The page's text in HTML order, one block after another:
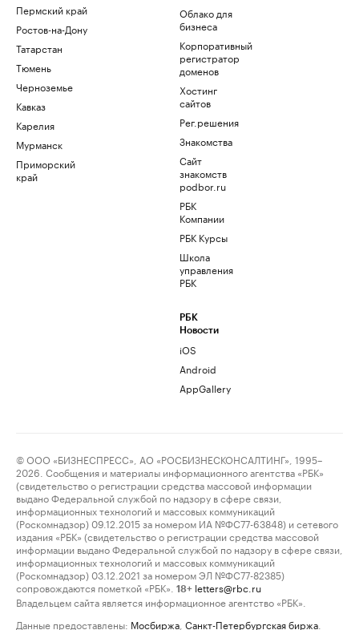
Пермский край
Ростов-на-Дону
Татарстан
Тюмень
Черноземье
Кавказ
Карелия
Мурманск
Приморский
край
Облако для
бизнеса
Корпоративный
регистратор
доменов
Хостинг
сайтов
Рег.решения
Знакомства
Сайт
знакомств
podbor.ru
РБК
Компании
РБК Курсы
Школа
управления
РБК
РБК
Новости
iOS
Android
AppGallery
© ООО «БИЗНЕСПРЕСС», АО «РОСБИЗНЕСКОНСАЛТИНГ», 1995–
2026. Сообщения и материалы информационного агентства «РБК»
(свидетельство о регистрации средства массовой информации
выдано Федеральной службой по надзору в сфере связи,
информационных технологий и массовых коммуникаций
(Роскомнадзор) 09.12.2015 за номером ИА №ФС77-63848) и сетевого
издания «РБК» (свидетельство о регистрации средства массовой
информации выдано Федеральной службой по надзору в сфере связи,
информационных технологий и массовых коммуникаций
(Роскомнадзор) 03.12.2021 за номером ЭЛ №ФС77-82385)
сопровождаются пометкой «РБК».
18+ letters@rbc.ru
Владельцем сайта является информационное агентство «РБК».
Данные предоставлены: Мосбиржа Санкт-Петербургская биржа